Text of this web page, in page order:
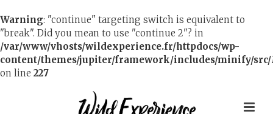
Warning: "continue" targeting switch is equivalent to
"break". Did you mean to use "continue 2"? in
/var/www/vhosts/wildexperience.fr/httpdocs/wp-
content/themes/jupiter/framework/includes/minify/
on line 227